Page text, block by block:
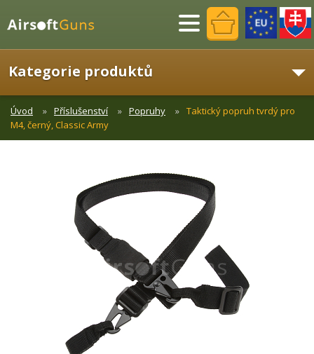
Menu
Kategorie produktů
Úvod Příslušenství Popruhy
Taktický popruh tvrdý pro
M4, černý, Classic Army